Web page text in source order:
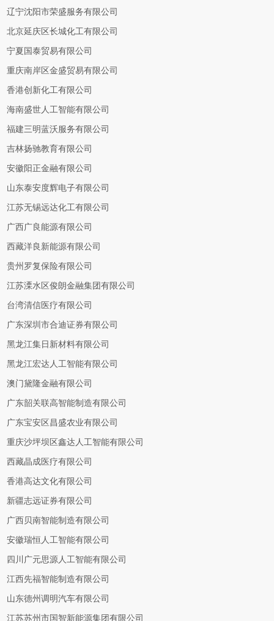
辽宁沈阳市荣盛服务有限公司
北京延庆区长城化工有限公司
宁夏国泰贸易有限公司
重庆南岸区金盛贸易有限公司
香港创新化工有限公司
海南盛世人工智能有限公司
福建三明蓝沃服务有限公司
吉林扬驰教育有限公司
安徽阳正金融有限公司
山东泰安度辉电子有限公司
江苏无锡远达化工有限公司
广西广良能源有限公司
西藏洋良新能源有限公司
贵州罗复保险有限公司
江苏溧水区俊朗金融集团有限公司
台湾清信医疗有限公司
广东深圳市合迪证券有限公司
黑龙江集日新材料有限公司
黑龙江宏达人工智能有限公司
澳门黛隆金融有限公司
广东韶关联高智能制造有限公司
广东宝安区昌盛农业有限公司
重庆沙坪坝区鑫达人工智能有限公司
西藏晶成医疗有限公司
香港高达文化有限公司
新疆志远证券有限公司
广西贝南智能制造有限公司
安徽瑞恒人工智能有限公司
四川广元思源人工智能有限公司
江西先福智能制造有限公司
山东德州调明汽车有限公司
江苏苏州市国智新能源集团有限公司